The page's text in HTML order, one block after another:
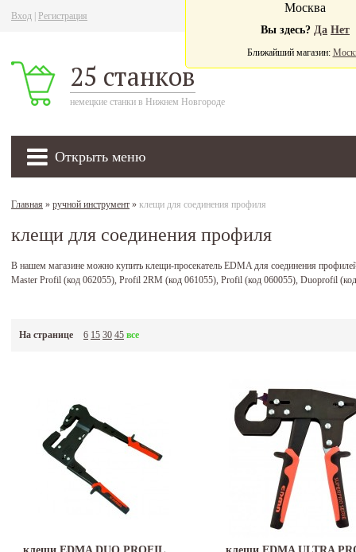
Вход Регистрация
25 станков
немецкие станки в Нижнем Новгороде
Открыть меню
Москва
Вы здесь? Да Нет
Ближайший магазин:
Главная » ручной инструмент » клещи для соединения профиля
клещи для соединения профиля
В нашем магазине можно купить клещи-просекатель EDMA для соединения
Master Profil (код 062055), Profil 2RM (код 061055), Profil (код 060055), Duoprofil
На странице 6 15 30 45 все